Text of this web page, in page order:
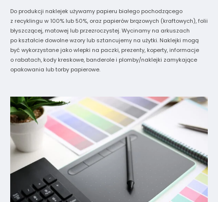
Do produkcji naklejek używamy papieru białego pochodzącego
z recyklingu w 100% lub 50%, oraz papierów brązowych (kraftowych), folii
błyszczącej, matowej lub przezroczystej. Wycinamy na arkuszach
po kształcie dowolne wzory lub sztancujemy na użytki. Naklejki mogą
być wykorzystane jako wlepki na paczki, prezenty, koperty, informacje
o rabatach, kody kreskowe, banderole i plomby/naklejki zamykające
opakowania lub torby papierowe.